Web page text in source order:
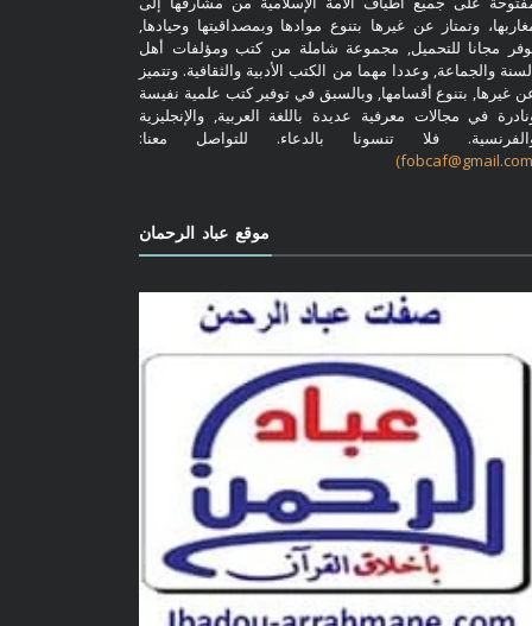
وتمتاز عن غيرها بتنوع موادها وبمصداقيتها وحيادها,
مجانا للتحميل, مجموعة شاملة من كتب ومؤلفات أهل
والجماعة, وعددا مهما من الكتب الأدبية والثقافية. وتتميز
غيرها, بتنوع أقسامها, وبالسبق في توفير كتب علمية نفيسة
في مجالات معرفية عديدة باللغة العربية, والإنجليزية
فلا تنسونا بالدعاء. للتواصل معنا:
موقع عباد الرحمان